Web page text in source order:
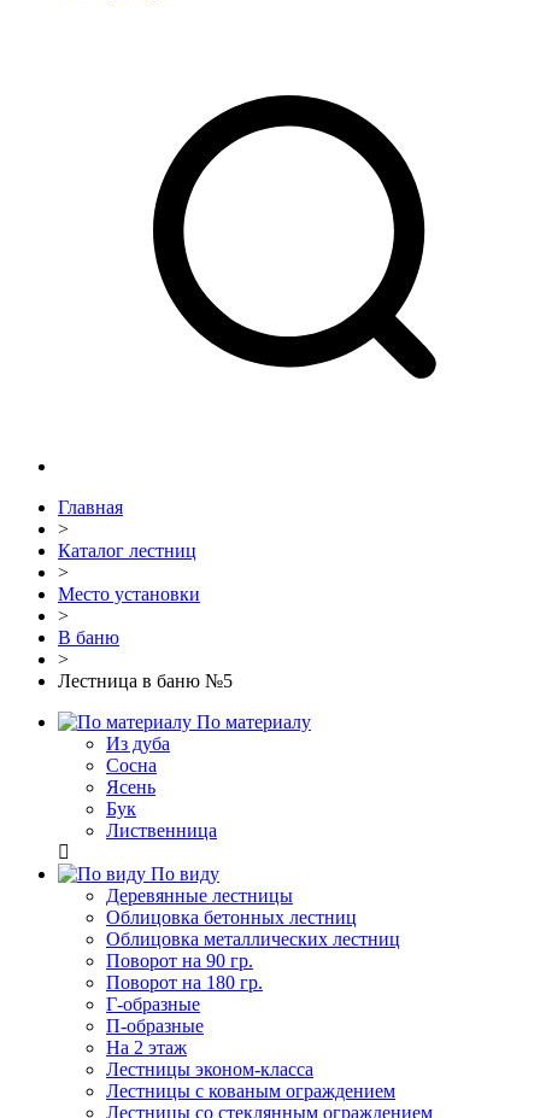
Главная
>
Каталог лестниц
>
Место установки
>
В баню
>
Лестница в баню №5
По материалу
Из дуба
Сосна
Ясень
Бук
Лиственница
По виду
Деревянные лестницы
Облицовка бетонных лестниц
Облицовка металлических лестниц
Поворот на 90 гр.
Поворот на 180 гр.
Г-образные
П-образные
На 2 этаж
Лестницы эконом-класса
Лестницы с кованым ограждением
Лестницы со стеклянным ограждением